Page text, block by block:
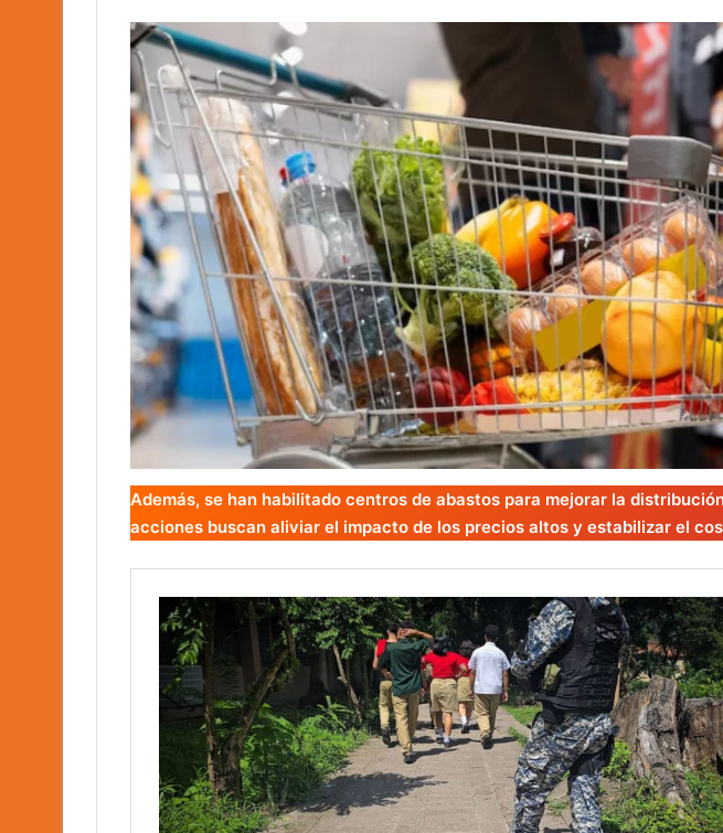
Además, se han habilitado centros de abastos para mejorar la
acciones buscan aliviar el impacto de los precios altos y estabilizar el